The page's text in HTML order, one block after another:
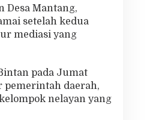
Desa Mantang,
setelah kedua
mediasi yang
pada Jumat
pemerintah daerah,
nelayan yang